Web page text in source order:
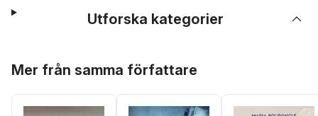
Utforska kategorier
Mer från samma författare